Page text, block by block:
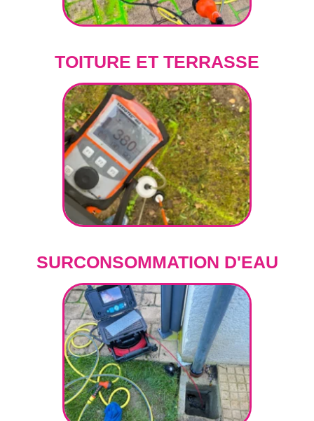
TOITURE ET TERRASSE
SURCONSOMMATION D'EAU